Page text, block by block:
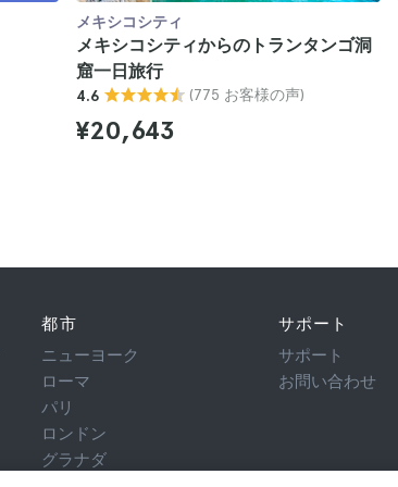
メキシコシティ
メキシコシティからのトランタンゴ洞
窟一日旅行
4.6 (775 お客様の声)
¥20,643
都市
ニューヨーク
ローマ
パリ
ロンドン
グラナダ
サポート
サポート
お問い合わせ